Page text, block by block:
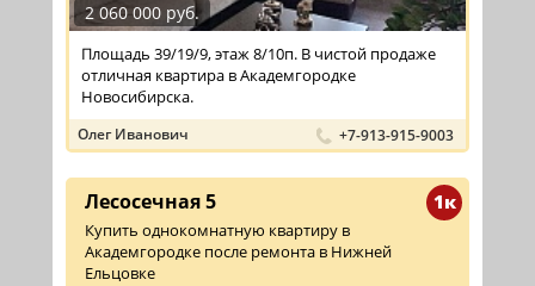
2 060 000 руб.
Площадь 39/19/9, этаж 8/10п. В чистой продаже
отличная квартира в Академгородке
Новосибирска.
Олег Иванович +7-913-915-9003
1к
Лесосечная 5
Купить однокомнатную квартиру в
Академгородке после ремонта в Нижней
Ельцовке